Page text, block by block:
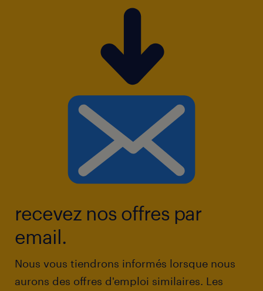
recevez nos offres par
email.
Nous vous tiendrons informés lorsque nous
aurons des offres d'emploi similaires. Les